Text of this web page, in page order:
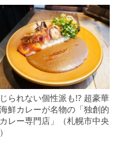
られない個性派も!? 超豪華
鮮カレーが名物の「独創的
レー専門店」（札幌市中央